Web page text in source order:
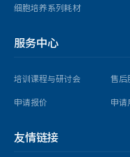
细胞培养系列耗材
服务中心
培训课程与研讨会 售后
申请报价
申请
友情链接